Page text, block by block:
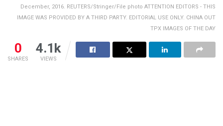
December, 2016. REUTERS/Stringer/File photo ATTENTION EDITORS - THIS
IMAGE WAS PROVIDED BY A THIRD PARTY. EDITORIAL USE ONLY. CHINA OUT
TPX IMAGES OF THE DAY
0
SHARES
4.1k
VIEWS